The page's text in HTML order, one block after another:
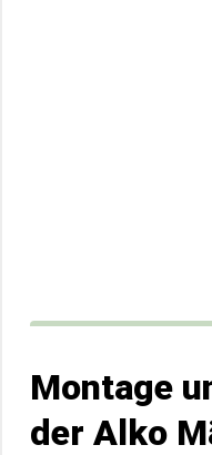
Montage
der Alko